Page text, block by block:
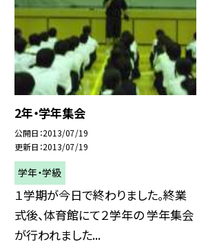
2年・学年集会
公開日 2013/07/19
更新日 2013/07/19
学年・学級
１学期が今日で終わりました。終業
式後、体育館にて２学年の 学年集会
が行われました...